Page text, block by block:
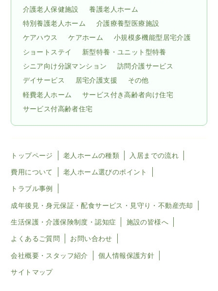
介護老人保健施設
養護老人ホーム
特別養護老人ホーム
介護療養型医療施設
ケアハウス
ケアホーム
小規模多機能型居宅介護
ショートステイ
新型特養・ユニット型特養
シニア向け分譲マンション
訪問介護サービス
デイサービス
居宅介護支援
その他
軽費老人ホーム
サービス付き高齢者向け住宅
サービス付高齢者住宅
トップページ 老人ホームの種類 入居までの流れ
費用について 老人ホーム選びのポイント
トラブル事例
成年後見・身元保証・配食サービス・見守り・不動産売却
生活保護・介護保険制度・認知症 施設の皆様へ
よくあるご質問 お問い合わせ
会社概要・スタッフ紹介 個人情報保護方針
サイトマップ